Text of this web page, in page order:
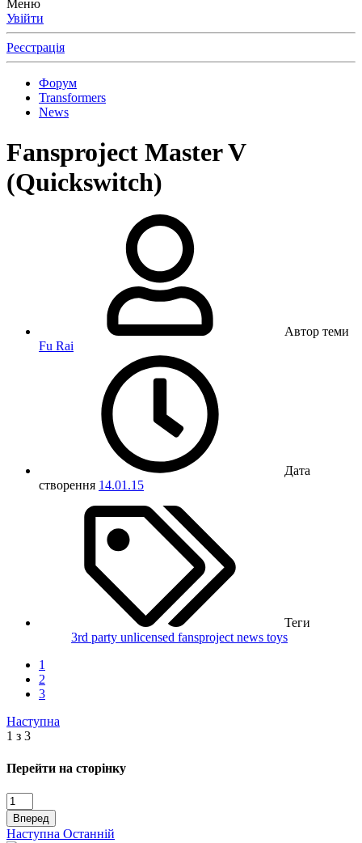
Меню
Увійти
Реєстрація
Форум
Transformers
News
Fansproject Master V
(Quickswitch)
Автор теми
Fu Rai
Дата
створення 14.01.15
Теги
3rd party unlicensed fansproject news toys
1
2
3
Наступна
1 з 3
Перейти на сторінку
Вперед
Наступна Останній